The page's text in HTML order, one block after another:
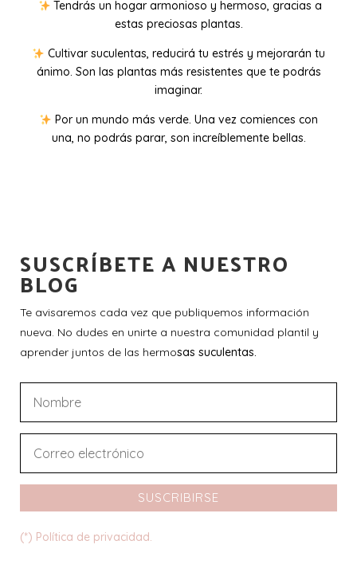
Tendrás un hogar armonioso y hermoso, gracias a
estas preciosas plantas.
Cultivar suculentas, reducirá tu estrés y mejorarán tu
ánimo. Son las plantas más resistentes que te podrás
imaginar.
Por un mundo más verde. Una vez comiences con
una, no podrás parar, son increíblemente bellas.
SUSCRÍBETE A NUESTRO
BLOG
Te avisaremos cada vez que publiquemos información
nueva. No dudes en unirte a nuestra comunidad plantil y
aprender juntos de las hermosas suculentas.
SUSCRIBIRSE
(*) Política de privacidad.